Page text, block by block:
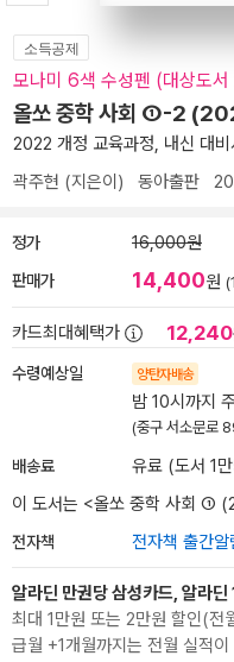
소득공제
모나미 6색 수성펜 (대상도서
올쏘 중학 사회 ①-2
2022 개정 교육과정, 내신 대비
곽주현 (지은이) 동아출판
정가 16,000원
판매가 14,400원
카드최대혜택가 12,240
수령예상일 양탄자배송
밤 10시까지
(중구 서소문로
배송료
유료 (도서 1
이 도서는 <올쏘 중학 사회 ①
전자책 전자책 출간알
알라딘 만권당 삼성카드, 알라
최대 1만원 또는 2만원 할인(
급월 +1개월까지는 전월 실적